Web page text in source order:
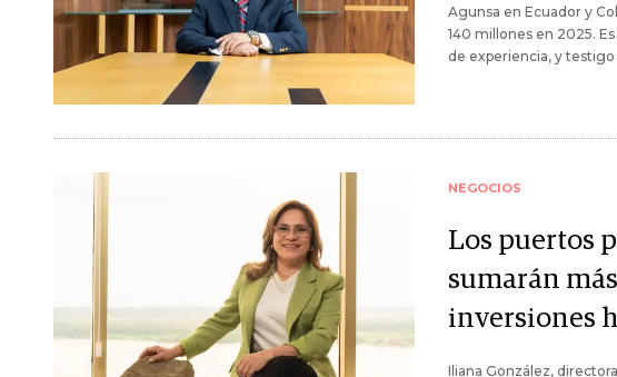
Agunsa en Ecuador y
140 millones en 2025.
de experiencia, y
NEGOCIOS
Los puertos
sumarán
inversiones
Iliana González,